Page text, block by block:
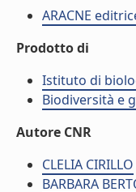
ARACNE
Prodotto di
Istituto di
Biodiversità e
Autore CNR
CLELIA CIRILLO
BARBARA